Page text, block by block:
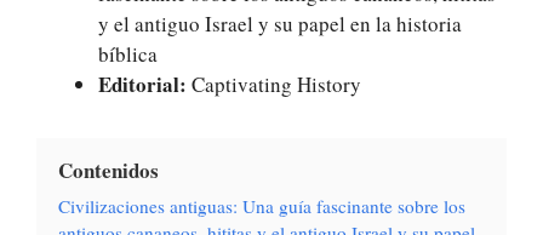
y el antiguo Israel y su papel en la historia
bíblica
Editorial: Captivating History
Contenidos
Civilizaciones antiguas: Una guía fascinante sobre los